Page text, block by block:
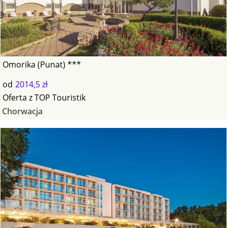
Omorika (Punat) ***
od 2014,5 zł
Oferta zTOP Touristik
Chorwacja